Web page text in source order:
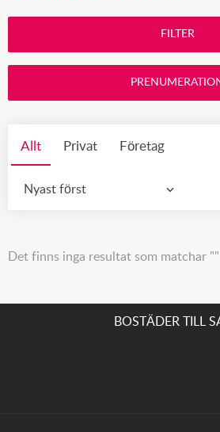
FILTER
Allt Privat Företag
Nyast först
Det finns inga resultat som matchar ""
BOSTÄDER TILL